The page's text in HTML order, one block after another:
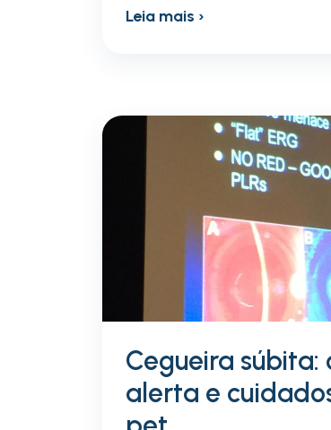
Leia mais ›
Cegueira súbita:
alerta e